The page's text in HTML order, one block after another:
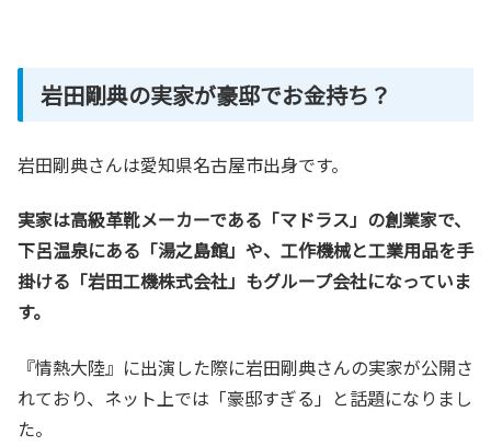
岩田剛典の実家が豪邸でお金持ち？
岩田剛典さんは愛知県名古屋市出身です。
実家は高級革靴メーカーである「マドラス」の創業家で、
下呂温泉にある「湯之島館」や、工作機械と工業用品を手
掛ける「岩田工機株式会社」もグループ会社になっていま
す。
『情熱大陸』に出演した際に岩田剛典さんの実家が公開さ
れており、ネット上では「豪邸すぎる」と話題になりまし
た。